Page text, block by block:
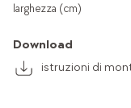
larghezza (cm)
Download
istruzioni di